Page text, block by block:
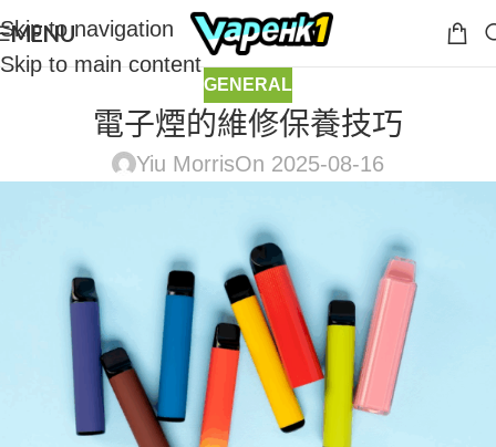
Skip to navigation
Skip to main content
MENU
GENERAL
電子煙的維修保養技巧
Yiu MorrisOn 2025-08-16